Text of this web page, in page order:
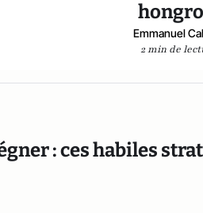
Emmanuel
2 min de
: ces habiles